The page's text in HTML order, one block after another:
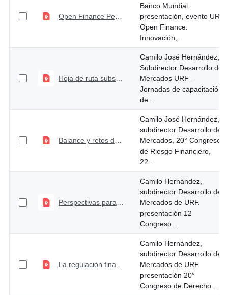
Banco Mundial.
presentación, evento URF
Open Finance.
Innovación,...
Hoja de ruta subsector solidario de ahorro y crédito
Camilo José Hernández,
Subdirector Desarrollo de
Mercados URF –
Jornadas de capacitación
de...
Camilo José Hernández,
subdirector Desarrollo de
Mercados, 20° Congreso
de Riesgo Financiero,
22...
Camilo Hernández,
subdirector Desarrollo de
Mercados de URF.
presentación 12
Congreso...
Camilo Hernández,
subdirector Desarrollo de
Mercados de URF.
presentación 20°
Congreso de Derecho...